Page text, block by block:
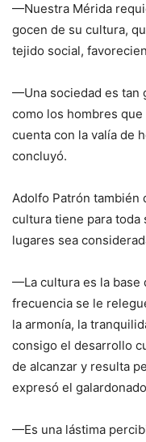
—Nuestra Mérida
gocen de su cultura,
tejido social,
—Una sociedad es tan
como los hombres
cuenta con la valía de
concluyó.
Adolfo Patrón también
cultura tiene para toda
lugares sea
—La cultura es la base
frecuencia se le
la armonía, la
consigo el desarrollo
de alcanzar y resulta
expresó el
—Es una lástima